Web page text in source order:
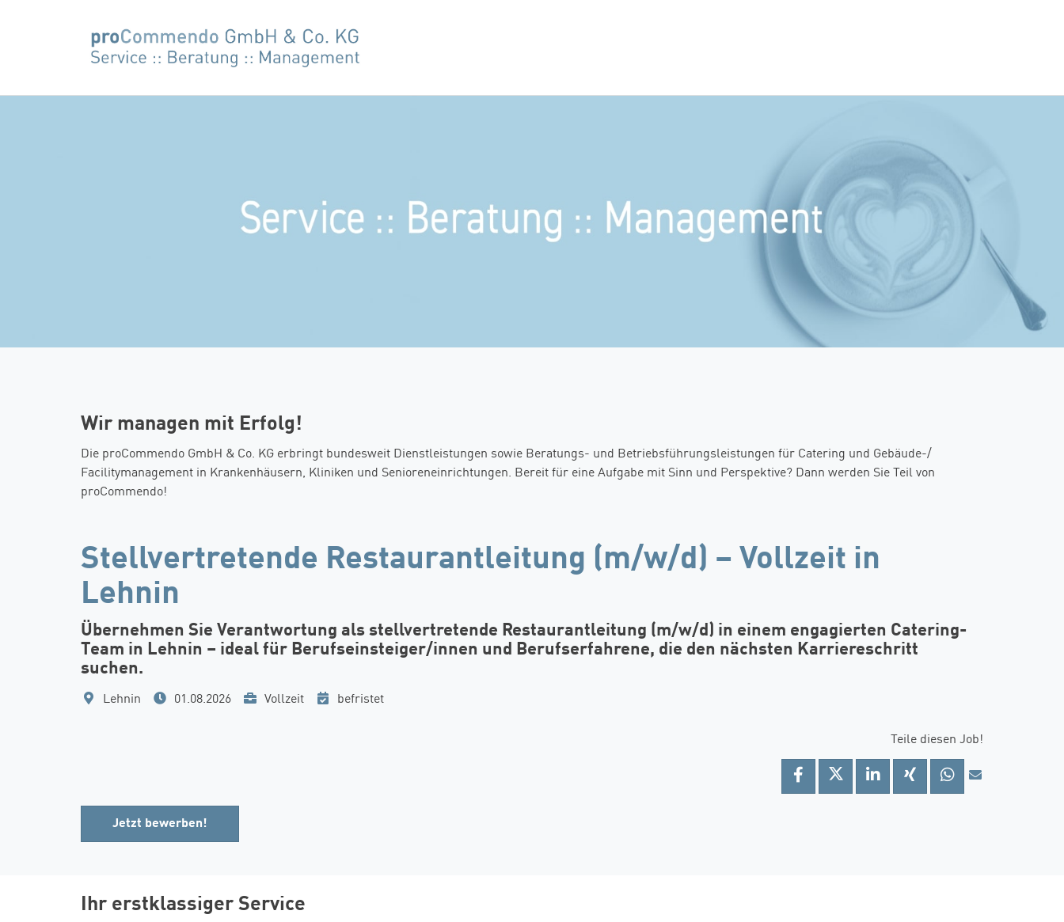
Stellvertretende Restaurantleitung (m/w/d) – Vollzeit in
Lehnin
Übernehmen Sie Verantwortung als stellvertretende Restaurantleitung (m/w/d) in einem engagierten Catering-
Team in Lehnin – ideal für Berufseinsteiger/innen und Berufserfahrene, die den nächsten Karriereschritt
suchen.
Lehnin 01.08.2026 Vollzeit befristet
Teile diesen Job!
Jetzt bewerben!
Wir managen mit Erfolg!
Die proCommendo GmbH & Co. KG erbringt bundesweit Dienstleistungen sowie Beratungs- und Betriebsführungsleistungen für Catering und Gebäude-/
Facilitymanagement in Krankenhäusern, Kliniken und Senioreneinrichtungen. Bereit für eine Aufgabe mit Sinn und Perspektive? Dann werden Sie Teil von
proCommendo!
Ihr erstklassiger Service